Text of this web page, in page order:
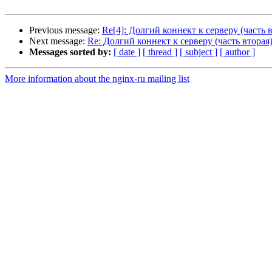
Previous message: Re[4]: Долгий коннект к серверу (часть
Next message: Re: Долгий коннект к серверу (часть вторая)
Messages sorted by: [ date ] [ thread ] [ subject ] [ author ]
More information about the nginx-ru mailing list